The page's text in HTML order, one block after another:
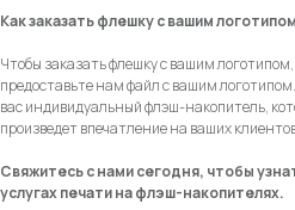
Как заказать флешку с вашим
Чтобы заказать флешку с вашим
предоставьте нам файл с вашим
вас индивидуальный флэш-накопитель,
произведет впечатление на ваших
Свяжитесь с нами сегодня, чтобы
услугах печати на флэш-накопителях.